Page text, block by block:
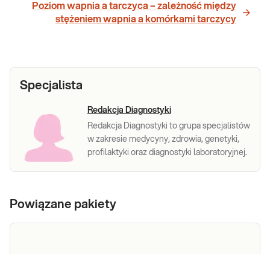
Poziom wapnia a tarczyca – zależność między
stężeniem wapnia a komórkami tarczycy
Specjalista
Redakcja Diagnostyki
Redakcja Diagnostyki to grupa specjalistów
w zakresie medycyny, zdrowia, genetyki,
profilaktyki oraz diagnostyki laboratoryjnej.
Powiązane pakiety